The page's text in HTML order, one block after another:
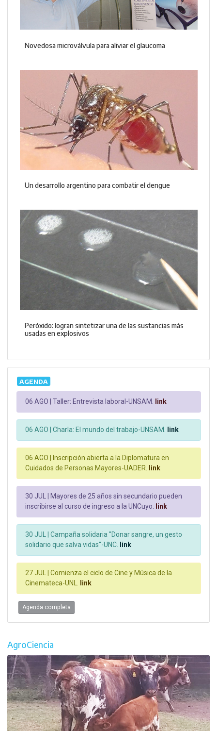
Novedosa microválvula para aliviar el glaucoma
Un desarrollo argentino para combatir el dengue
Peróxido: logran sintetizar una de las sustancias más
usadas en explosivos
AGENDA
06 AGO | Taller: Entrevista laboral-UNSAM. link
06 AGO | Charla: El mundo del trabajo-UNSAM. link
06 AGO |
Inscripción abierta a la Diplomatura en
Cuidados de Personas Mayores-UADER. link
30 JUL |
Mayores de 25 años sin secundario pueden
inscribirse al curso de ingreso a la UNCuyo. link
30 JUL | Campaña solidaria "Donar sangre, un gesto
solidario que salva vidas"-UNC. link
27 JUL | Comienza el ciclo de Cine y Música de la
Cinemateca-UNL. link
Agenda completa
AgroCiencia